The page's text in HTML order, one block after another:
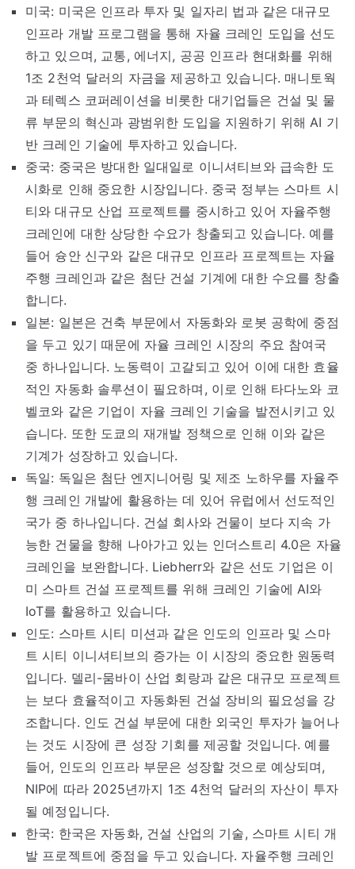
미국: 미국은 인프라 투자 및 일자리 법과 같은 대규모
인프라 개발 프로그램을 통해 자율 크레인 도입을 선도
하고 있으며, 교통, 에너지, 공공 인프라 현대화를 위해
1조 2천억 달러의 자금을 제공하고 있습니다. 매니토웍
과 테렉스 코퍼레이션을 비롯한 대기업들은 건설 및 물
류 부문의 혁신과 광범위한 도입을 지원하기 위해 AI 기
반 크레인 기술에 투자하고 있습니다.
중국: 중국은 방대한 일대일로 이니셔티브와 급속한 도
시화로 인해 중요한 시장입니다. 중국 정부는 스마트 시
티와 대규모 산업 프로젝트를 중시하고 있어 자율주행
크레인에 대한 상당한 수요가 창출되고 있습니다. 예를
들어 슝안 신구와 같은 대규모 인프라 프로젝트는 자율
주행 크레인과 같은 첨단 건설 기계에 대한 수요를 창출
합니다.
일본: 일본은 건축 부문에서 자동화와 로봇 공학에 중점
을 두고 있기 때문에 자율 크레인 시장의 주요 참여국
중 하나입니다. 노동력이 고갈되고 있어 이에 대한 효율
적인 자동화 솔루션이 필요하며, 이로 인해 타다노와 코
벨코와 같은 기업이 자율 크레인 기술을 발전시키고 있
습니다. 또한 도쿄의 재개발 정책으로 인해 이와 같은
기계가 성장하고 있습니다.
독일: 독일은 첨단 엔지니어링 및 제조 노하우를 자율주
행 크레인 개발에 활용하는 데 있어 유럽에서 선도적인
국가 중 하나입니다. 건설 회사와 건물이 보다 지속 가
능한 건물을 향해 나아가고 있는 인더스트리 4.0은 자율
크레인을 보완합니다. Liebherr와 같은 선도 기업은 이
미 스마트 건설 프로젝트를 위해 크레인 기술에 AI와
IoT를 활용하고 있습니다.
인도: 스마트 시티 미션과 같은 인도의 인프라 및 스마
트 시티 이니셔티브의 증가는 이 시장의 중요한 원동력
입니다. 델리-뭄바이 산업 회랑과 같은 대규모 프로젝트
는 보다 효율적이고 자동화된 건설 장비의 필요성을 강
조합니다. 인도 건설 부문에 대한 외국인 투자가 늘어나
는 것도 시장에 큰 성장 기회를 제공할 것입니다. 예를
들어, 인도의 인프라 부문은 성장할 것으로 예상되며,
NIP에 따라 2025년까지 1조 4천억 달러의 자산이 투자
될 예정입니다.
한국: 한국은 자동화, 건설 산업의 기술, 스마트 시티 개
발 프로젝트에 중점을 두고 있습니다. 자율주행 크레인